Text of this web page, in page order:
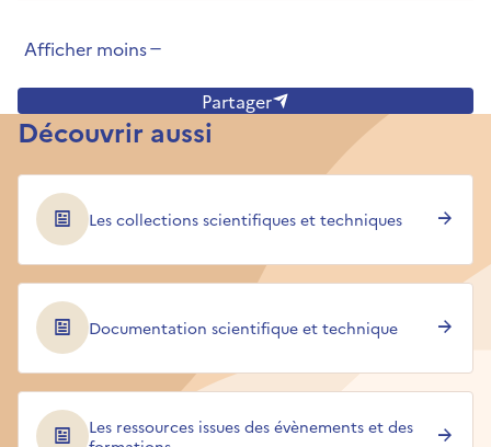
Afficher moins
Partager
Découvrir aussi
Les collections scientifiques et techniques
Documentation scientifique et technique
Les ressources issues des évènements et des